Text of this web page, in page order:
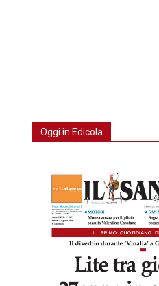
Oggi in Edicola